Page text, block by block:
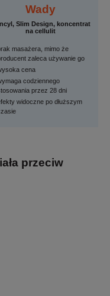
Wady
Slim Design, koncentrat
na cellulit
masażera, mimo że
zaleca używanie go
cena
codziennego
przez 28 dni
widoczne po dłuższym
przeciw